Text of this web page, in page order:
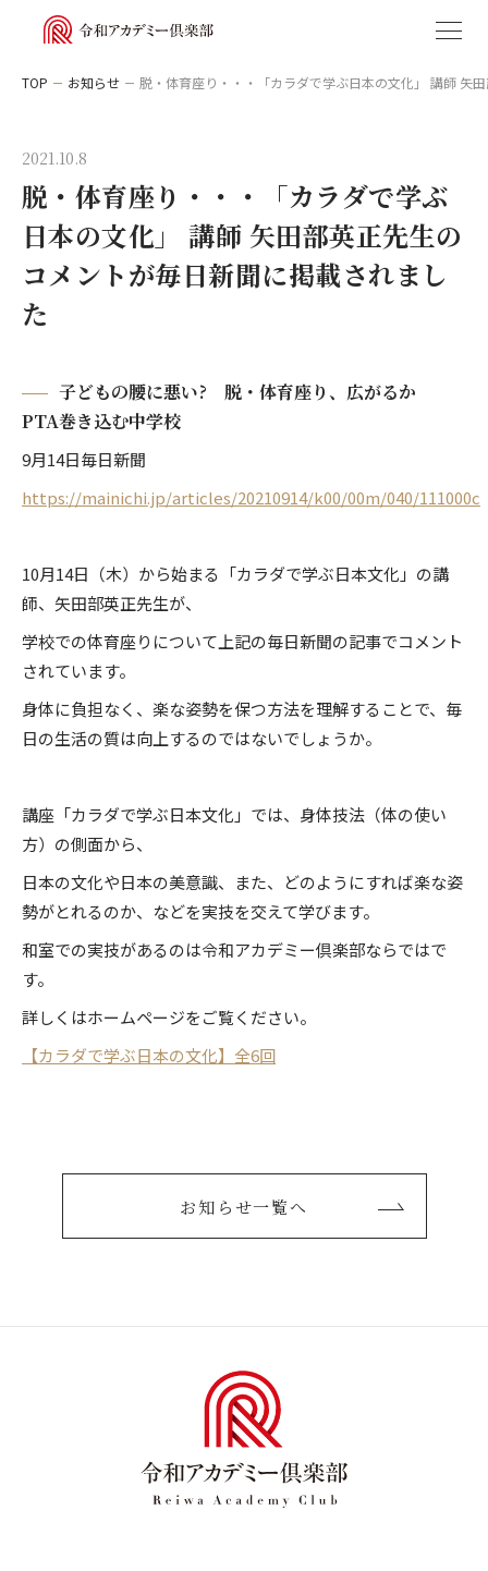
私たちについて
カテゴリから選ぶ
日本人の心
世相を読む
芸に触れる
アクセス
Follow us
TOP お知らせ 脱・体育座り・・・「カラダで学ぶ日本の文化」 講師 矢
2021.10.8
脱・体育座り・・・「カラダで学ぶ
日本の文化」 講師 矢田部英正先生の
コメントが毎日新聞に掲載されまし
た
子どもの腰に悪い? 脱・体育座り、広がるか
PTA巻き込む中学校
9月14日毎日新聞
https://mainichi.jp/articles/20210914/k00/00m/040/111000c
10月14日（木）から始まる「カラダで学ぶ日本文化」の講
師、矢田部英正先生が、
学校での体育座りについて上記の毎日新聞の記事でコメント
されています。
身体に負担なく、楽な姿勢を保つ方法を理解することで、毎
日の生活の質は向上するのではないでしょうか。
講座「カラダで学ぶ日本文化」では、身体技法（体の使い
方）の側面から、
日本の文化や日本の美意識、また、どのようにすれば楽な姿
勢がとれるのか、などを実技を交えて学びます。
和室での実技があるのは令和アカデミー倶楽部ならではで
す。
詳しくはホームページをご覧ください。
【カラダで学ぶ日本の文化】全6回
お知らせ一覧へ